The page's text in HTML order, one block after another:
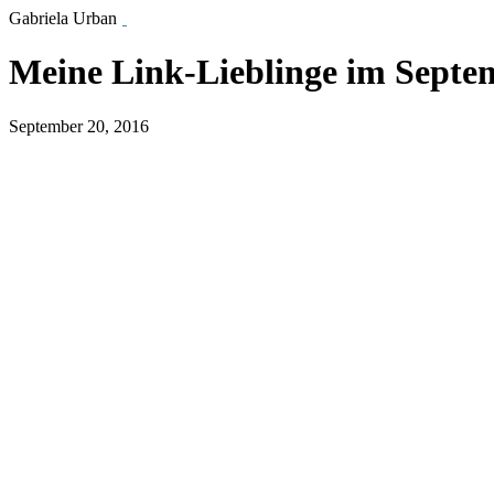
Gabriela Urban
Meine Link-Lieblinge im
September 20, 2016